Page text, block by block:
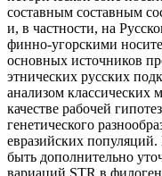
составным составным
и, в частности, на
финно-угорскими
основных источников
этнических русских
анализом классических
качестве рабочей
генетического
евразийских
быть дополнительно
вариаций STR в